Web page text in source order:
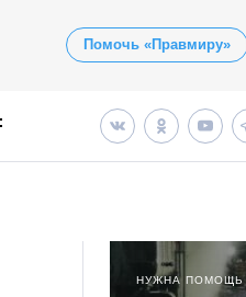
Помочь «Правмиру»
НУЖНА ПОМОЩЬ